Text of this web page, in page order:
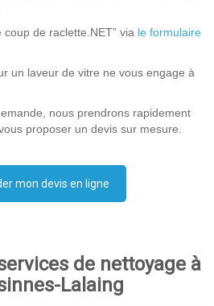
coup de raclette.NET” via le formulaire
un laveur de vitre ne vous engage à
nous prendrons rapidement
proposer un devis sur mesure.
mon devis en ligne
de nettoyage à
Lalaing